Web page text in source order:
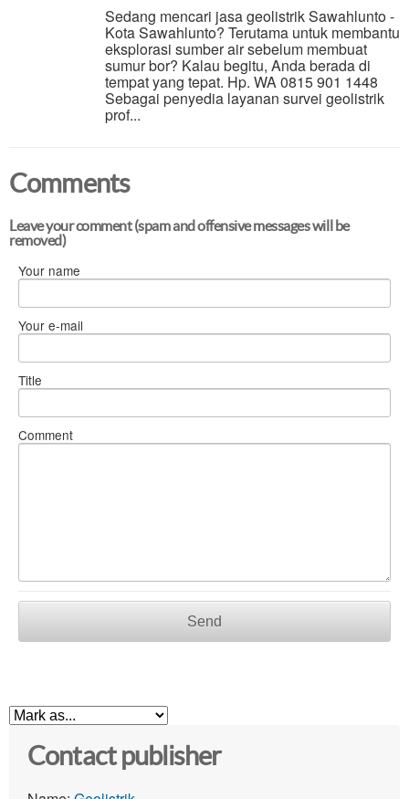
Sedang mencari jasa geolistrik Sawahlunto -
Kota Sawahlunto? Terutama untuk membantu
eksplorasi sumber air sebelum membuat
sumur bor? Kalau begitu, Anda berada di
tempat yang tepat. Hp. WA 0815 901 1448
Sebagai penyedia layanan survei geolistrik
prof...
Comments
Leave your comment (spam and offensive messages will be
removed)
Your name
Your e-mail
Title
Comment
Send
Contact publisher